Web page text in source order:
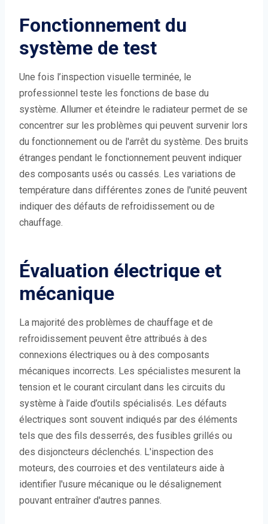
Fonctionnement du
système de test
Une fois l’inspection visuelle terminée, le
professionnel teste les fonctions de base du
système. Allumer et éteindre le radiateur permet de se
concentrer sur les problèmes qui peuvent survenir lors
du fonctionnement ou de l'arrêt du système. Des bruits
étranges pendant le fonctionnement peuvent indiquer
des composants usés ou cassés. Les variations de
température dans différentes zones de l'unité peuvent
indiquer des défauts de refroidissement ou de
chauffage.
Évaluation électrique et
mécanique
La majorité des problèmes de chauffage et de
refroidissement peuvent être attribués à des
connexions électriques ou à des composants
mécaniques incorrects. Les spécialistes mesurent la
tension et le courant circulant dans les circuits du
système à l’aide d’outils spécialisés. Les défauts
électriques sont souvent indiqués par des éléments
tels que des fils desserrés, des fusibles grillés ou
des disjoncteurs déclenchés. L'inspection des
moteurs, des courroies et des ventilateurs aide à
identifier l'usure mécanique ou le désalignement
pouvant entraîner d'autres pannes.